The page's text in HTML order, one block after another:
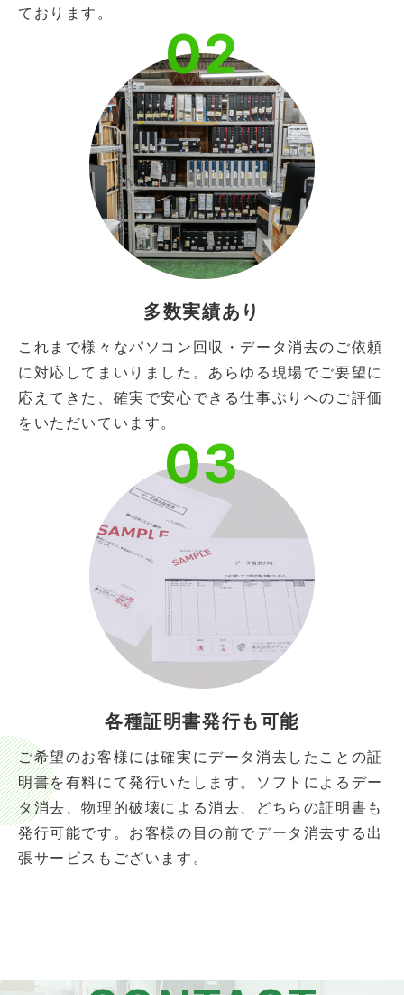
ております。
多数実績あり
これまで様々なパソコン回収・データ消去のご依頼
に対応してまいりました。あらゆる現場でご要望に
応えてきた、確実で安心できる仕事ぶりへのご評価
をいただいています。
各種証明書発行も可能
ご希望のお客様には確実にデータ消去したことの証
明書を有料にて発行いたします。ソフトによるデー
タ消去、物理的破壊による消去、どちらの証明書も
発行可能です。お客様の目の前でデータ消去する出
張サービスもございます。